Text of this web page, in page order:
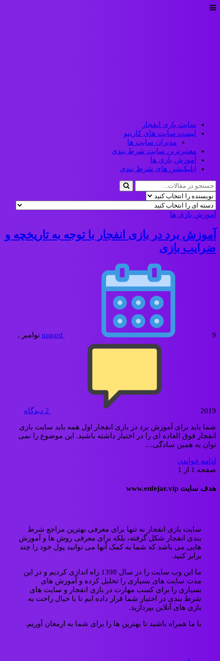
سایت بازی انفجار
لیست سایت های کازینو
مدیران سایت ها
معتبرترین سایت شرط بندی
آموزش بازی ها
اپلیکیشن های شرط بندی
آموزش بازی ها
آموزش برد در بازی انفجار با توجه به تاریخچه و
ضرایب بازی
nagard 9 نوامبر ,
2019
2 دیدگاه
شما باید برای آموزش برد در بازی انفجار اول همه باید سایت بازی
انفجار فوق العاده ای را در اختیار داشته باشید. این موضوع را نمی
توان به همین سادگی…
ادامه خواندن
صفحه 1 از 1
هدف سایت www.enfejar.vip
سایت بازی انفجار نه تنها برای معرفی بهترین مراجع شرط
بندی انفجار شکل گرفته، بلکه برای معرفی روش ها و آموزش
هایی می باشد که شما به کمک آنها می توانید پول خود را چند
برابر کنید.
ما این وب سایت را در سال 1398 راه اندازی کردیم و در این
مدت سایت های بسیاری را تحلیل کرده و آموزش های
بسیاری را برای کسب مهارت در بازی انفجار و سایت های
شرط بندی در اختیار شما قرار داده ایم تا با خیال راحت به
بازی های آنلاین بپردازید.
با ما همراه باشید تا بهترین ها را برای شما به ارمغان آوریم.